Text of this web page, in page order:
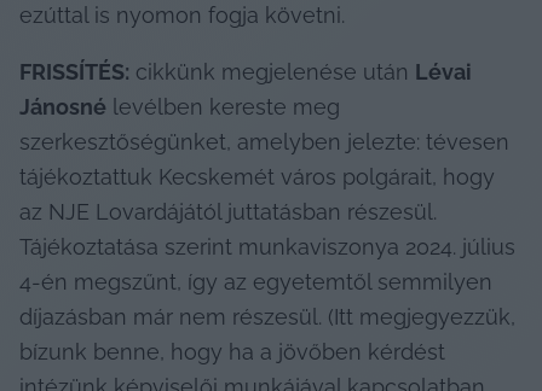
ezúttal is nyomon fogja követni.
FRISSÍTÉS: cikkünk megjelenése után Lévai
Jánosné levélben kereste meg
szerkesztőségünket, amelyben jelezte: tévesen
tájékoztattuk Kecskemét város polgárait, hogy
az NJE Lovardájától juttatásban részesül.
Tájékoztatása szerint munkaviszonya 2024. július
4-én megszűnt, így az egyetemtől semmilyen
díjazásban már nem részesül. (Itt megjegyezzük,
bízunk benne, hogy ha a jövőben kérdést